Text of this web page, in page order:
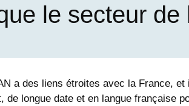
le secteur de
a des liens étroites avec la France, et
de longue date et en langue française